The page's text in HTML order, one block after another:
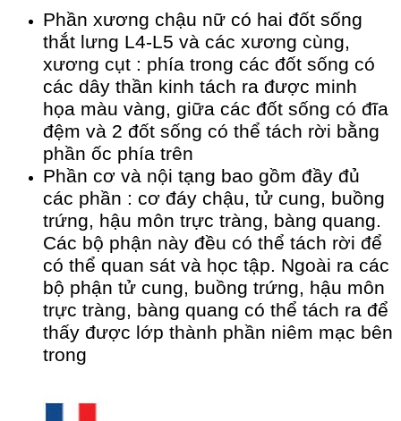
Phần xương chậu nữ có hai đốt sống
thắt lưng L4-L5 và các xương cùng,
xương cụt : phía trong các đốt sống có
các dây thần kinh tách ra được minh
họa màu vàng, giữa các đốt sống có đĩa
đệm và 2 đốt sống có thể tách rời bằng
phần ốc phía trên
Phần cơ và nội tạng bao gồm đầy đủ
các phần : cơ đáy chậu, tử cung, buồng
trứng, hậu môn trực tràng, bàng quang.
Các bộ phận này đều có thể tách rời để
có thể quan sát và học tập. Ngoài ra các
bộ phận tử cung, buồng trứng, hậu môn
trực tràng, bàng quang có thể tách ra để
thấy được lớp thành phần niêm mạc bên
trong